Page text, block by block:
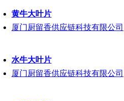
黄牛大叶片
厦门厨留香供应链科技有限公司
水牛大叶片
厦门厨留香供应链科技有限公司